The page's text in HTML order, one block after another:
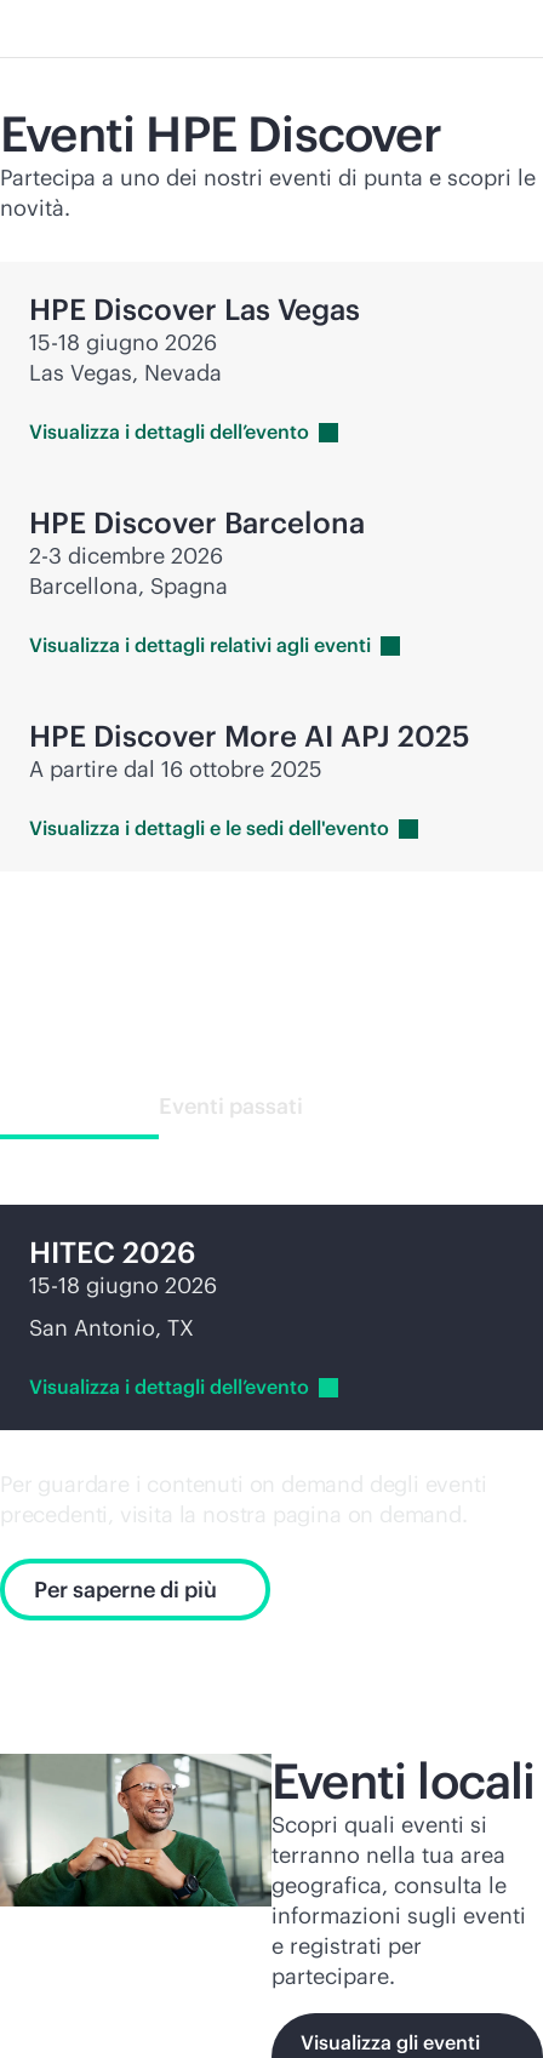
Eventi HPE Discover
Partecipa a uno dei nostri eventi di punta e scopri le
novità.
HPE Discover Las Vegas
15-18 giugno 2026
Las Vegas, Nevada
Visualizza i dettagli dell’evento
HPE Discover Barcelona
2-3 dicembre 2026
Barcellona, Spagna
Visualizza i dettagli relativi agli eventi
HPE Discover More AI APJ 2025
A partire dal 16 ottobre 2025
Visualizza i dettagli e le sedi dell'evento
Eventi passati
HITEC 2026
15-18 giugno 2026
San Antonio, TX
Visualizza i dettagli dell’evento
Per guardare i contenuti on demand degli eventi
precedenti, visita la nostra pagina on demand.
Per saperne di più
Eventi locali
Scopri quali eventi si
terranno nella tua area
geografica, consulta le
informazioni sugli eventi
e registrati per
partecipare.
Visualizza gli eventi